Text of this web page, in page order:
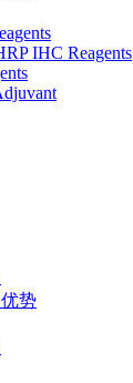
IHC Reagents
势